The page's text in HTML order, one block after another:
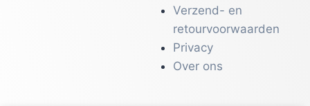
Verzend- en
retourvoorwaarden
Privacy
Over ons